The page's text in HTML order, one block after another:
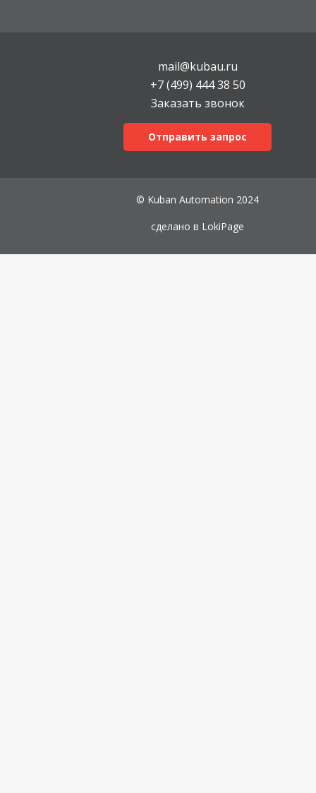
mail@kubau.ru
+7 (499) 444 38 50
Заказать звонок
Отправить запрос
© Kuban Automation 2024
сделано в LokiPage